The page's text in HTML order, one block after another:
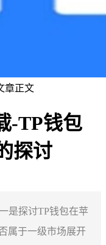
章正文
-TP钱包
探讨
是探讨TP钱包在苹
属于一级市场展开